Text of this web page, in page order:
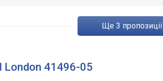
ще 3 пропозиції
London 41496-05